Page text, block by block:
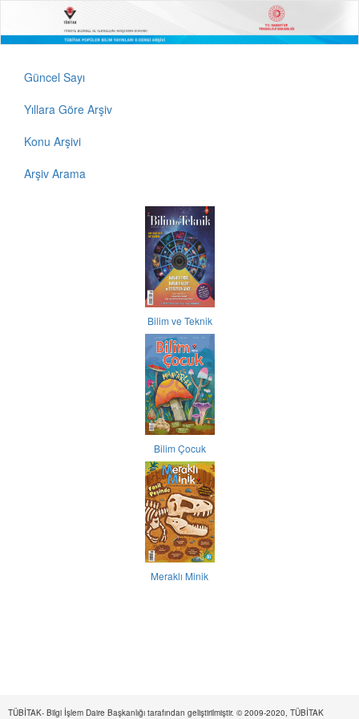
Güncel Sayı
Yıllara Göre Arşiv
Konu Arşivi
Arşiv Arama
Bilim ve Teknik
Bilim Çocuk
Meraklı Minik
TÜBİTAK- Bilgi İşlem Daire Başkanlığı tarafından geliştirilmiştir. © 2009-2020, TÜBİTAK